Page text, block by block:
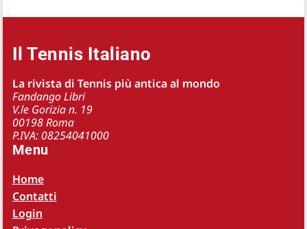
Il Tennis Italiano
La rivista di Tennis più antica al mondo
Fandango Libri
V.le Gorizia n. 19
00198 Roma
P.IVA: 08254041000
Menu
Home
Contatti
Login